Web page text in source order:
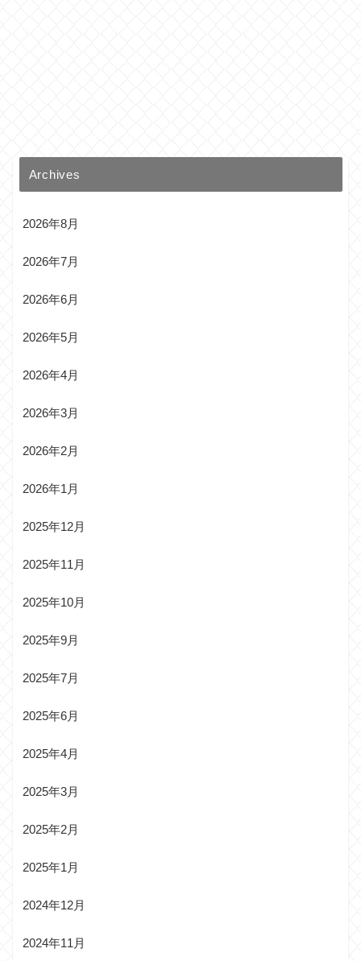
Archives
2026年8月
2026年7月
2026年6月
2026年5月
2026年4月
2026年3月
2026年2月
2026年1月
2025年12月
2025年11月
2025年10月
2025年9月
2025年7月
2025年6月
2025年4月
2025年3月
2025年2月
2025年1月
2024年12月
2024年11月